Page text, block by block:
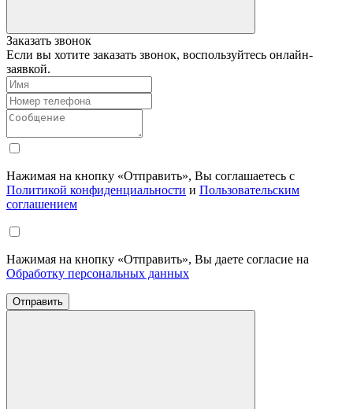
Заказать звонок
Если вы хотите заказать звонок, воспользуйтесь онлайн-
заявкой.
Нажимая на кнопку «Отправить», Вы соглашаетесь с
Политикой конфиденциальности и Пользовательским
соглашением
Нажимая на кнопку «Отправить», Вы даете согласие на
Обработку персональных данных
Отправить